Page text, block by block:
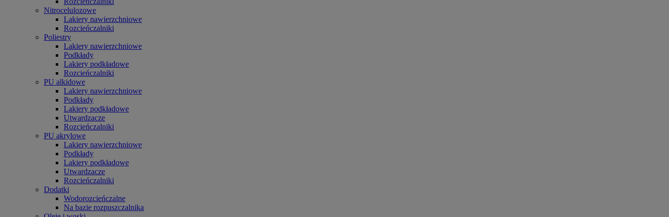
Nitrocelulozowe
Lakiery nawierzchniowe
Rozcieńczalniki
Poliestry
Lakiery nawierzchniowe
Podkłady
Lakiery podkładowe
Rozcieńczalniki
PU alkidowe
Lakiery nawierzchniowe
Podkłady
Lakiery podkładowe
Utwardzacze
Rozcieńczalniki
PU akrylowe
Lakiery nawierzchniowe
Podkłady
Lakiery podkładowe
Utwardzacze
Rozcieńczalniki
Dodatki
Wodorozcieńczalne
Na bazie rozpuszczalnika